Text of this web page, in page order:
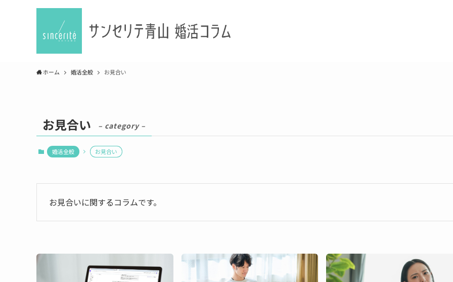
ホーム 婚活全般 お見合い
お見合い – category –
婚活全般 お見合い
お見合いに関するコラムです。